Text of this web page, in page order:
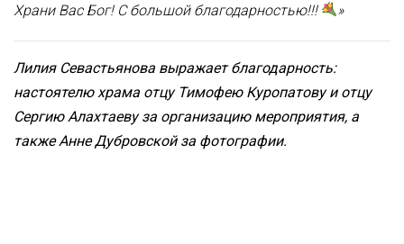
Храни Вас Бог! С большой благодарностью!!!
»
Лилия Севастьянова выражает благодарность:
настоятелю храма отцу Тимофею Куропатову и отцу
Сергию Алахтаеву за организацию мероприятия, а
также Анне Дубровской за фотографии.